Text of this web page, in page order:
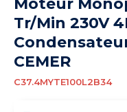
Moteur
Tr/Min 230V
CEMER
C37.4MYTE100L2B34